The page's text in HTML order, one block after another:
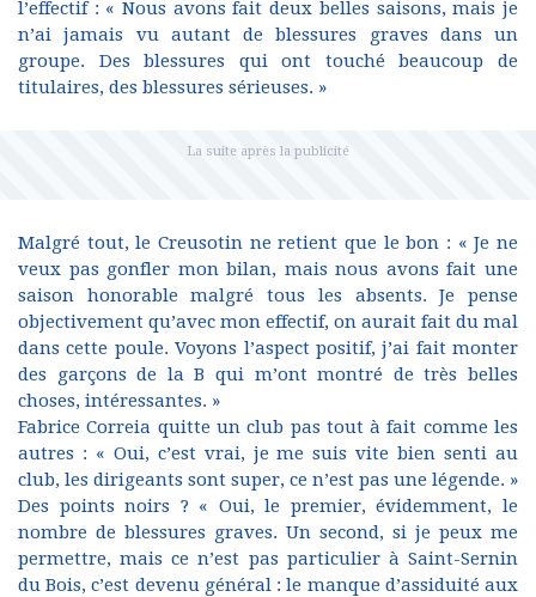
l’effectif : « Nous avons fait deux belles saisons, mais je
n’ai jamais vu autant de blessures graves dans un
groupe. Des blessures qui ont touché beaucoup de
titulaires, des blessures sérieuses. »
Malgré tout, le Creusotin ne retient que le bon : « Je ne
veux pas gonfler mon bilan, mais nous avons fait une
saison honorable malgré tous les absents. Je pense
objectivement qu’avec mon effectif, on aurait fait du mal
dans cette poule. Voyons l’aspect positif, j’ai fait monter
des garçons de la B qui m’ont montré de très belles
choses, intéressantes. »
Fabrice Correia quitte un club pas tout à fait comme les
autres : « Oui, c’est vrai, je me suis vite bien senti au
club, les dirigeants sont super, ce n’est pas une légende. »
Des points noirs ? « Oui, le premier, évidemment, le
nombre de blessures graves. Un second, si je peux me
permettre, mais ce n’est pas particulier à Saint-Sernin
du Bois, c’est devenu général : le manque d’assiduité aux